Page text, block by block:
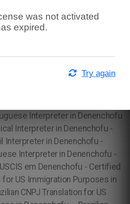
was not activated
expired.
Try again